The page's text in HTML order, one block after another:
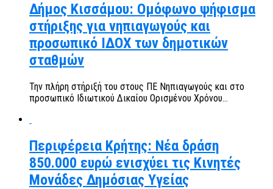
Δήμος Κισσάμου: Ομόφωνο ψήφισμα
στήριξης για νηπιαγωγούς και
προσωπικό ΙΔΟΧ των δημοτικών
σταθμών
Την πλήρη στήριξή του στους ΠΕ Νηπιαγωγούς και στο
προσωπικό Ιδιωτικού Δικαίου Ορισμένου Χρόνου...
Περιφέρεια Κρήτης: Νέα δράση
850.000 ευρώ ενισχύει τις Κινητές
Μονάδες Δημόσιας Υγείας